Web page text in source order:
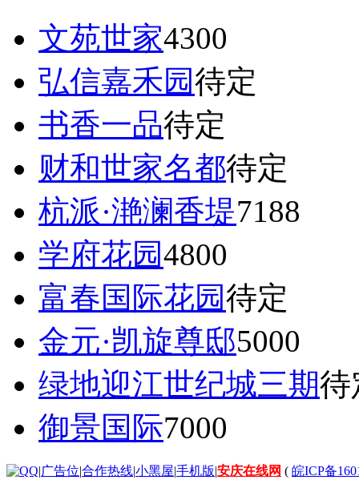
文苑世家4300
弘信嘉禾园待定
书香一品待定
财和世家名都待定
杭派·滟澜香堤7188
学府花园4800
富春国际花园待定
金元·凯旋尊邸5000
绿地迎江世纪城三期待
御景国际7000
|广告位|合作热线|小黑屋|手机版|安庆在线网 ( 皖ICP备